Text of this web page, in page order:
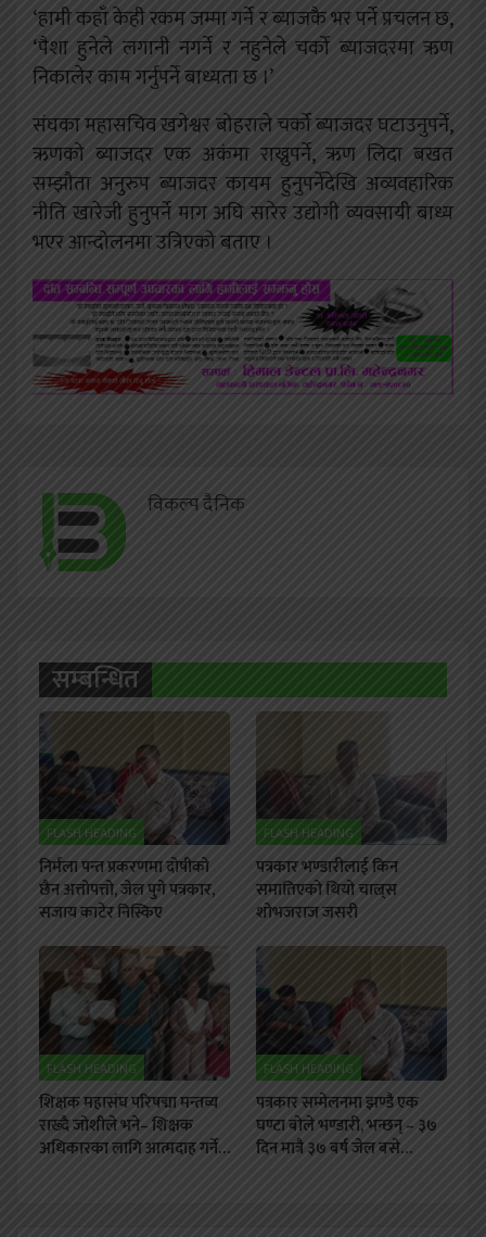
‘हामी कहाँ केही रकम जम्मा गर्ने र ब्याजकै भर पर्ने प्रचलन छ,
‘पैशा हुनेले लगानी नगर्ने र नहुनेले चर्को ब्याजदरमा ऋण
निकालेर काम गर्नुपर्ने बाध्यता छ ।’
संघका महासचिव खगेश्वर बोहराले चर्को ब्याजदर घटाउनुपर्ने,
ऋणको ब्याजदर एक अकंमा राख्नुपर्ने, ऋण लिदा बखत
सम्झौता अनुरुप ब्याजदर कायम हुनुपर्नेदेखि अव्यवहारिक
नीति खारेजी हुनुपर्ने माग अघि सारेर उद्योगी व्यवसायी बाध्य
भएर आन्दोलनमा उत्रिएको बताए ।
विकल्प दैनिक
सम्बन्धित
FLASH HEADING
निर्मला पन्त प्रकरणमा दोषीको
छैन अत्तोपत्तो, जेल पुगे पत्रकार,
सजाय काटेर निस्किए
FLASH HEADING
पत्रकार भण्डारीलाई किन
समातिएको थियो चाल्र्स
शोभजराज जसरी
FLASH HEADING
शिक्षक महासंघ परिषद्मा मन्तव्य
राख्दै जोशीले भने– शिक्षक
अधिकारका लागि आत्मदाह गर्ने…
FLASH HEADING
पत्रकार सम्मेलनमा झण्डै एक
घण्टा बोले भण्डारी, भन्छन् – ३७
दिन मात्रै ३७ बर्ष जेल बसे…